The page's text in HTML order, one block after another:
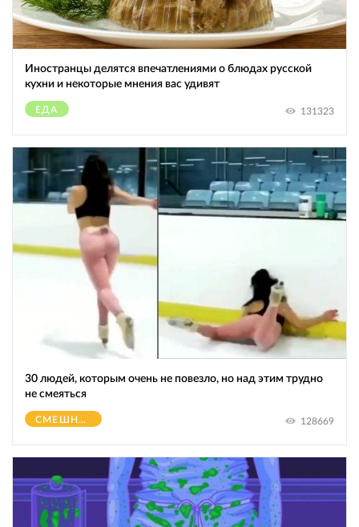
Иностранцы делятся впечатлениями о блюдах русской
кухни и некоторые мнения вас удивят
ЕДА 131323
30 людей, которым очень не повезло, но над этим трудно
не смеяться
СМЕШНОЕ 128669